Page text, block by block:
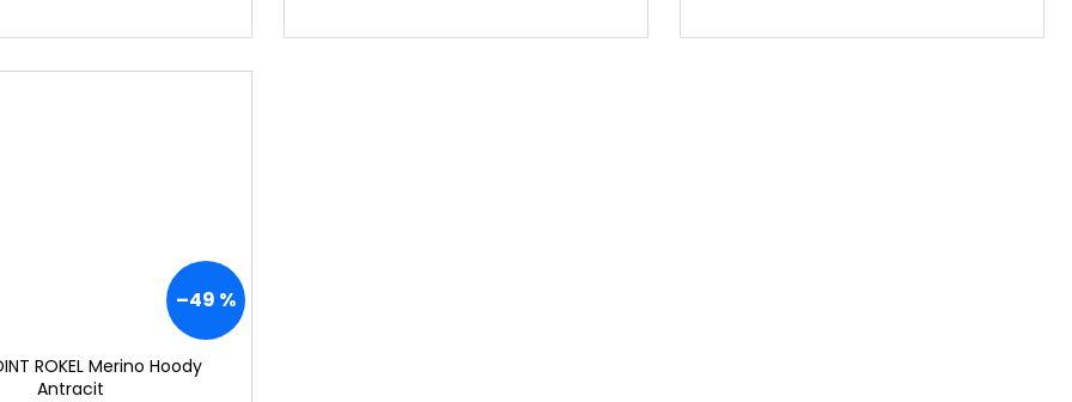
–49 %
ROKEL Merino Hoody
Antracit